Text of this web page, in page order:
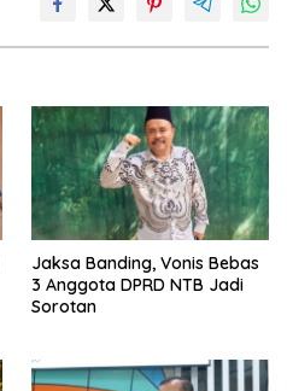
Jaksa Banding, Vonis Bebas
3 Anggota DPRD NTB Jadi
Sorotan